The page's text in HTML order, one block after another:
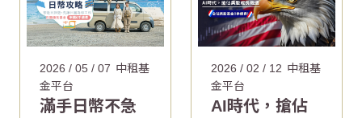
2026 / 05 / 07 中租基
金平台
滿手日幣不急
2026 / 02 / 12 中租基
金平台
AI時代，搶佔